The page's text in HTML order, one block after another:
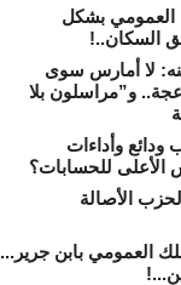
العمومي بشكل
السكان..!
عنه: لا أمارس سوى
و”مراسلون بلا
وأداءات
الأعلى للحسابات؟
لحزب الأصالة
العمومي بابن جرير...